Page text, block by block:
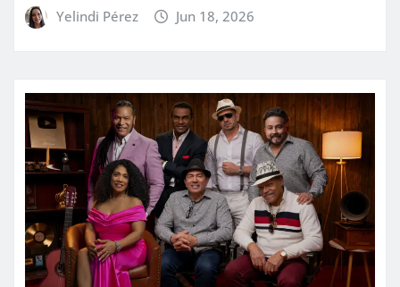
Yelindi Pérez Jun 18, 2026